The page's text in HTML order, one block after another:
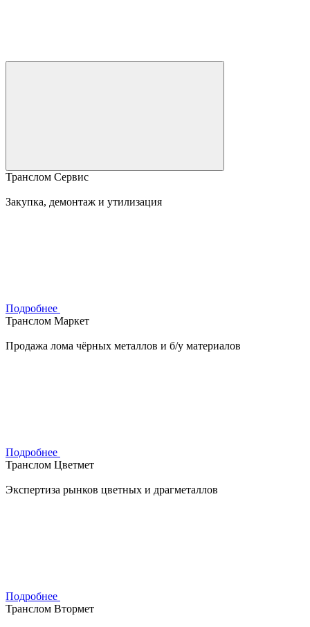
Транслом Сервис
Закупка, демонтаж и утилизация
Подробнее
Транслом Маркет
Продажа лома чёрных металлов и б/у материалов
Подробнее
Транслом Цветмет
Экспертиза рынков цветных и драгметаллов
Подробнее
Транслом Втормет